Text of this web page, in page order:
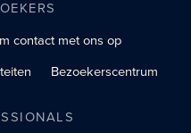
contact met ons op
Bezoekerscentrum